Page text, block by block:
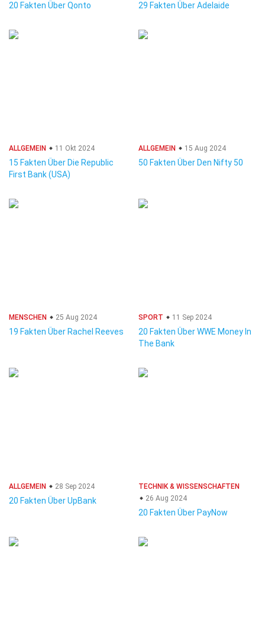
20 Fakten Über Qonto 29 Fakten Über Adelaide
ALLGEMEIN 11 Okt 2024
15 Fakten Über Die Republic
First Bank (USA)
ALLGEMEIN 15 Aug 2024
50 Fakten Über Den Nifty 50
MENSCHEN 25 Aug 2024
19 Fakten Über Rachel Reeves
SPORT 11 Sep 2024
20 Fakten Über WWE Money In
The Bank
ALLGEMEIN 28 Sep 2024
20 Fakten Über UpBank
TECHNIK & WISSENSCHAFTEN
26 Aug 2024
20 Fakten Über PayNow